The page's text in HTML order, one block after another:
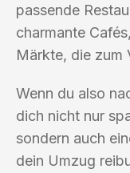
passende
charmante
Märkte, die zum
Wenn du also
dich nicht nur
sondern auch
dein Umzug